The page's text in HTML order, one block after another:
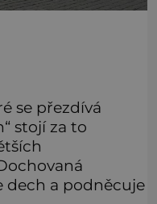
se přezdívá
stojí za to
dech a podněcuje